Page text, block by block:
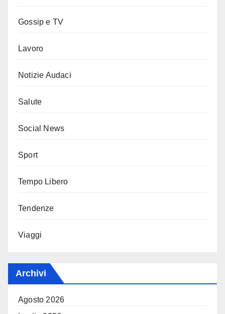
Gossip e TV
Lavoro
Notizie Audaci
Salute
Social News
Sport
Tempo Libero
Tendenze
Viaggi
Archivi
Agosto 2026